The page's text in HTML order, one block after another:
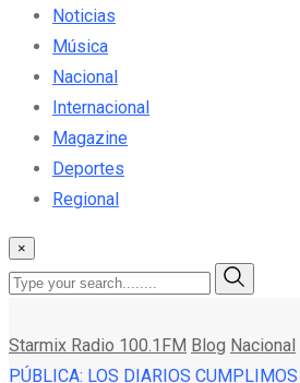
Noticias
Música
Nacional
Internacional
Magazine
Deportes
Regional
×
Starmix Radio 100.1FM Blog Nacional
PÚBLICA: LOS DIARIOS CUMPLIMOS